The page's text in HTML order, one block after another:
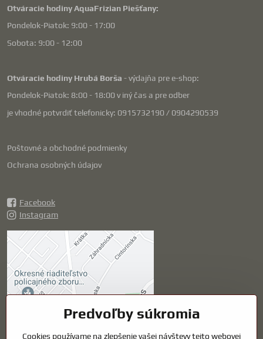
Otváracie hodiny AquaFrizian Piešťany:
Pondelok-Piatok: 9:00 - 17:00
Sobota: 9:00 - 12:00
Otváracie hodiny Hrubá Borša - výdajňa pre e-shop:
Pondelok-Piatok: 8:00 - 18:00 v iný čas a pre odber
je vhodné potvrdiť telefonicky: 0915732190 / 0904290539
Poštovné a obchodné podmienky
Ochrana osobných údajov
Facebook
Instagram
Externý obsah je
blokovaný Voľbami
súkromia
Prajete si načítať externý obsah?
Povoliť tentokrát
Predvoľby súkromia
Cookies používame na zlepšenie vašej návštevy tejto webovej